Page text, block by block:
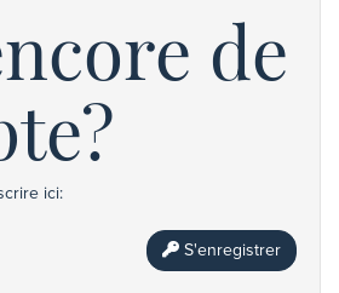
de
ici:
S'enregistrer